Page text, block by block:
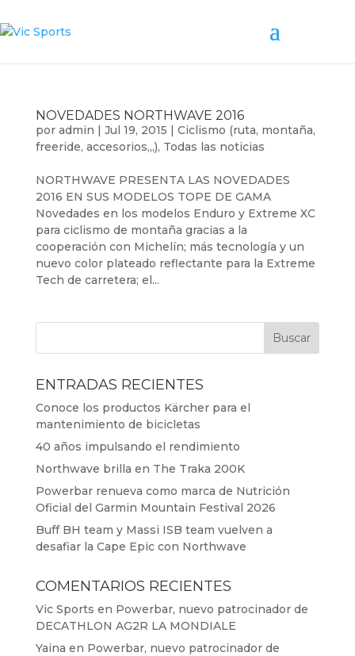
NOVEDADES NORTHWAVE 2016
por admin | Jul 19, 2015 | Ciclismo (ruta, montaña,
freeride, accesorios,,,), Todas las noticias
NORTHWAVE PRESENTA LAS NOVEDADES
2016 EN SUS MODELOS TOPE DE GAMA
Novedades en los modelos Enduro y Extreme XC
para ciclismo de montaña gracias a la
cooperación con Michelín; más tecnología y un
nuevo color plateado reflectante para la Extreme
Tech de carretera; el...
ENTRADAS RECIENTES
Conoce los productos Kärcher para el
mantenimiento de bicicletas
40 años impulsando el rendimiento
Northwave brilla en The Traka 200K
Powerbar renueva como marca de Nutrición
Oficial del Garmin Mountain Festival 2026
Buff BH team y Massi ISB team vuelven a
desafiar la Cape Epic con Northwave
COMENTARIOS RECIENTES
Vic Sports en Powerbar, nuevo patrocinador de
DECATHLON AG2R LA MONDIALE
Yaina en Powerbar, nuevo patrocinador de